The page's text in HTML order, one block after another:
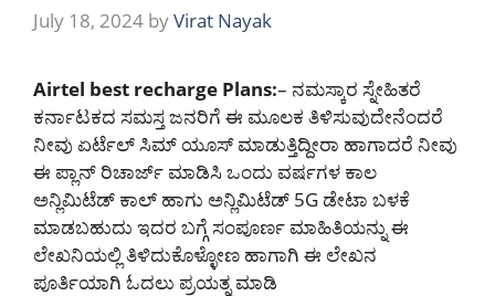
July 18, 2024 byVirat Nayak
Airtel best recharge Plans:– ನಮಸ್ಕಾರ ಸ್ನೇಹಿತರೆ
ಕರ್ನಾಟಕದ ಸಮಸ್ತ ಜನರಿಗೆ ಈ ಮೂಲಕ ತಿಳಿಸುವುದೇನೆಂದರೆ
ನೀವು ಏರ್ಟೆಲ್ ಸಿಮ್ ಯೂಸ್ ಮಾಡುತ್ತಿದ್ದೀರಾ ಹಾಗಾದರೆ ನೀವು
ಈ ಪ್ಲಾನ್ ರಿಚಾರ್ಜ್ ಮಾಡಿಸಿ ಒಂದು ವರ್ಷಗಳ ಕಾಲ
ಅನ್ಲಿಮಿಟೆಡ್ ಕಾಲ್ ಹಾಗು ಅನ್ಲಿಮಿಟೆಡ್ 5G ಡೇಟಾ ಬಳಕೆ
ಮಾಡಬಹುದು ಇದರ ಬಗ್ಗೆ ಸಂಪೂರ್ಣ ಮಾಹಿತಿಯನ್ನು ಈ
ಲೇಖನಿಯಲ್ಲಿ ತಿಳಿದುಕೊಳ್ಳೋಣ ಹಾಗಾಗಿ ಈ ಲೇಖನ
ಪೂರ್ತಿಯಾಗಿ ಓದಲು ಪ್ರಯತ್ನ ಮಾಡಿ